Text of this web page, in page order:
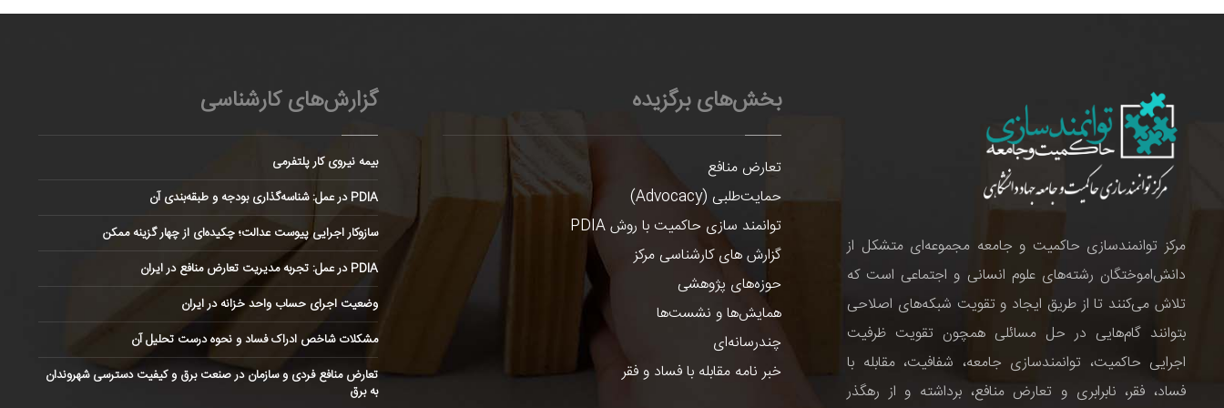
مرکز توانمندسازی حاکمیت و جامعه مجموعه‌ای متشکل از
دانش‌اموختگان رشته‌های علوم انسانی و اجتماعی است که
تلاش می‌کنند تا از طریق ایجاد و تقویت شبکه‌های اصلاحی
بتوانند گام‌هایی در حل مسائلی همچون تقویت ظرفیت
اجرایی حاکمیت، توانمندسازی جامعه، شفافیت، مقابله با
فساد، فقر، نابرابری و تعارض منافع، برداشته و از رهگذر
بخش‌های برگزیده
تعارض منافع
حمایت‌طلبی (Advocacy)
توانمند سازی حاکمیت با روش PDIA
گزارش های کارشناسی مرکز
حوزه‌های پژوهشی
همایش‌ها و نشست‌ها
چندرسانه‌ای
خبر نامه مقابله با فساد و فقر
گزارش‌های کارشناسی
بیمه نیروی کار پلتفرمی
PDIA در عمل: شناسه‌گذاری بودجه و طبقه‌بندی آن
سازوکار اجرایی پیوست عدالت؛ چکیده‌ای از چهار گزینه ممکن
PDIA در عمل: تجربه مدیریت تعارض منافع در ایران
وضعیت اجرای حساب واحد خزانه در ایران
مشکلات شاخص ادراک فساد و نحوه درست تحلیل آن
تعارض منافع فردی و سازمان در صنعت برق و کیفیت دسترسی شهروندان
به برق